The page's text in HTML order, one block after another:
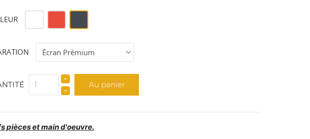
Au panier
pièces et main d'oeuvre.